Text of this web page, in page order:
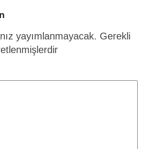
yayımlanmayacak. Gerekli